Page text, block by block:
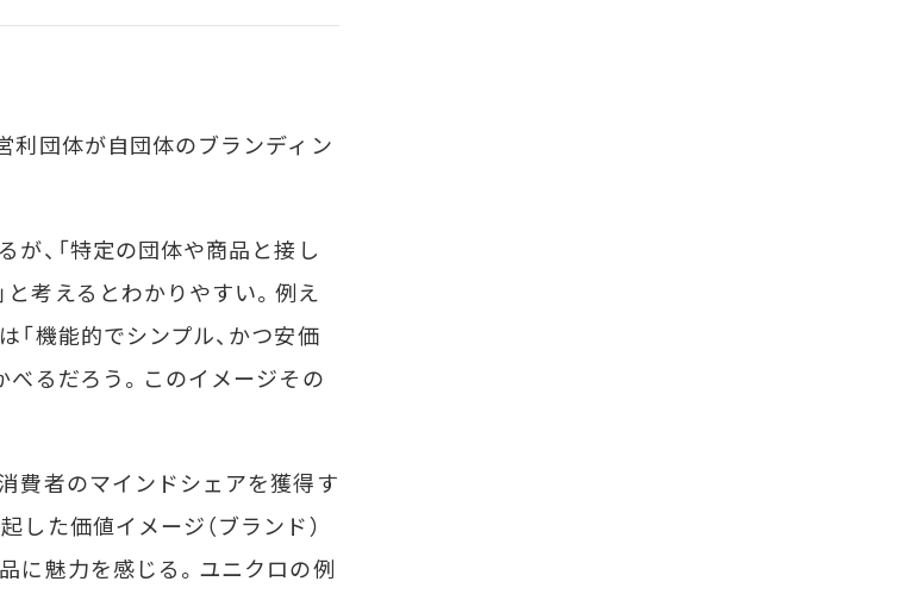
利団体が自団体のブランディン
、「特定の団体や商品と接し
考えるとわかりやすい。例え
「機能的でシンプル、かつ安価
べるだろう。このイメージその
費者のマインドシェアを獲得す
した価値イメージ（ブランド）
に魅力を感じる。ユニクロの例